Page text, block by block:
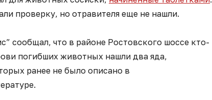
проверку, но отравителя еще не нашли.
сообщал, что в районе Ростовского шоссе кто-
погибших животных нашли два яда,
ранее не было описано в